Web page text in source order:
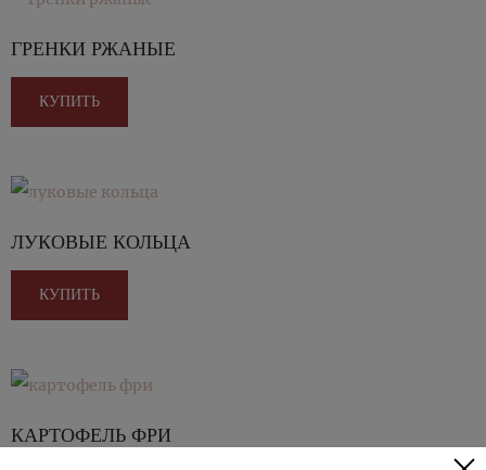
ГРЕНКИ РЖАНЫЕ
КУПИТЬ
ЛУКОВЫЕ КОЛЬЦА
КУПИТЬ
КАРТОФЕЛЬ ФРИ